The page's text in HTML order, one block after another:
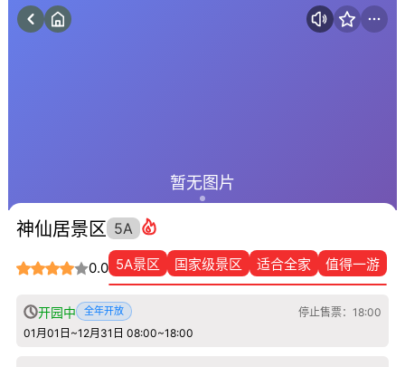
暂无图片
神仙居景区 5A
0.0 5A景区 国家级景区 适合全家 值得一游
开园中 全年开放
停止售票：18:00
01月01日~12月31日 08:00~18:00